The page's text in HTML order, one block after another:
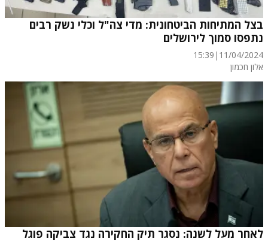
בצל המתיחות הביטחונית: מדי צה"ל וכלי נשק רבים
נתפסו סמוך לירושלים
11/04/2024
|
15:39
אלון חכמון
לאחר מעל לשנה: נסגר תיק החקירה נגד צביקה פוגל